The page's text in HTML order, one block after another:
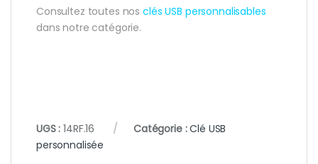
Consultez toutes nos clés USB personnalisables
dans notre catégorie.
UGS :14RF.16 Catégorie :Clé USB
personnalisée